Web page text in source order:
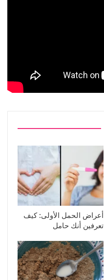
أعراض الحمل الأولى: كيف
تعرفين أنك حامل